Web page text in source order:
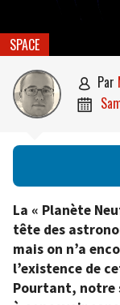
SPACE
 par

La « Planète
tête des
mais on n’a
l’existence de
Pourtant, notre